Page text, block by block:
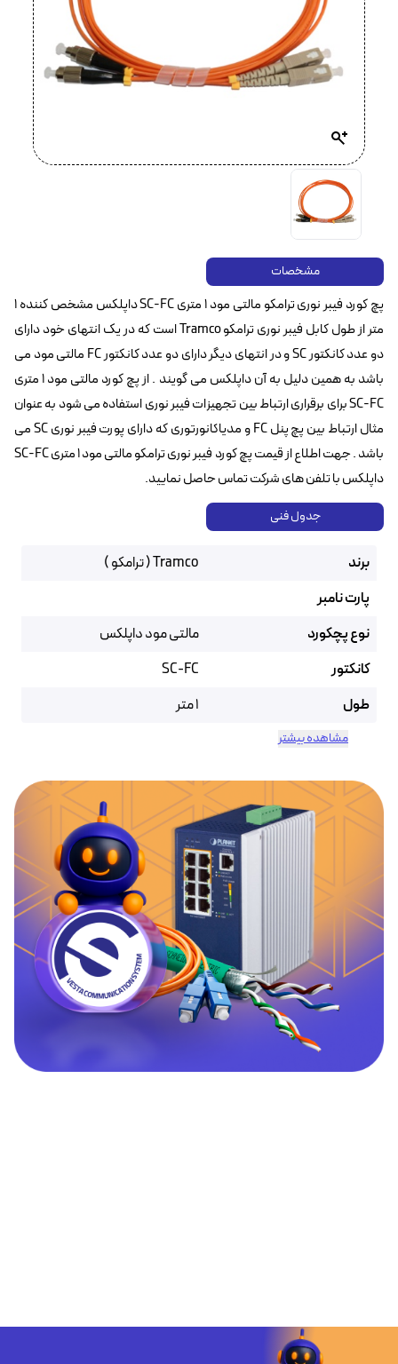
مشخصات
پچ کورد فیبر نوری ترامکو مالتی مود ۱ متری SC-FC داپلکس مشخص کننده ۱
متر از طول کابل فیبر نوری ترامکو Tramco است که در یک انتهای خود دارای
دو عدد کانکتور SC‌ و در انتهای دیگر دارای دو عدد کانکتور FC مالتی مود می
باشد به همین دلیل به آن داپلکس می گویند . از پچ کورد مالتی مود ۱ متری
SC-FC برای برقراری ارتباط بین تجهیزات فیبر نوری استفاده می شود به عنوان
مثال ارتباط بین پچ پنل FC و مدیاکانورتوری که دارای پورت فیبر نوری SC می
باشد . جهت اطلاع از قیمت پچ کورد فیبر نوری ترامکو مالتی مود ۱ متری SC-FC
داپلکس با تلفن های شرکت تماس حاصل نمایید.
جدول فنی
برند
Tramco ( ترامکو )
پارت نامبر
نوع پچکورد
مالتی مود داپلکس
کانکتور
SC-FC
طول
1 متر
مشاهده بیشتر